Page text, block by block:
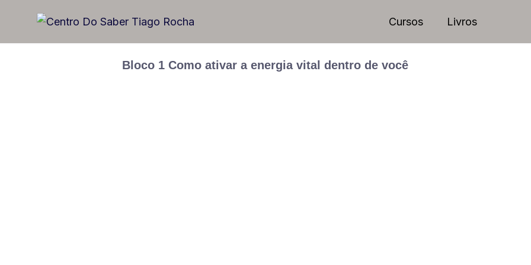
Cursos Livros
Bloco 1 Como ativar a energia vital dentro de você